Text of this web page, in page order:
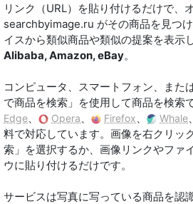
リンク（URL）を貼り付けるだけで、
searchbyimage.ru がその商品を見つ
イスから類似商品や類似の提案を表示
Alibaba, Amazon, eBay。
コンピュータ、スマートフォン、また
で商品を検索」を使用して商品を検索
Edge、 Opera、 Firefox、 Whale、
料で対応しています。画像を右クリッ
索」を選択するか、画像リンクやファ
ウに貼り付けるだけです。
サービスは写真に写っている商品を認